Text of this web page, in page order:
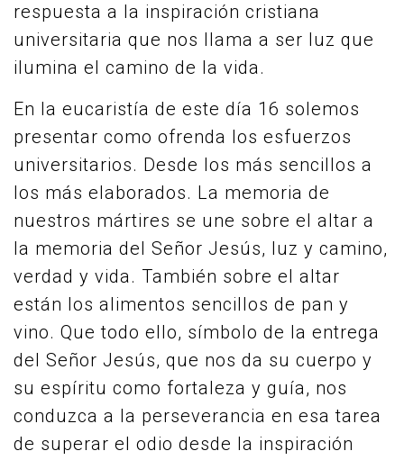
respuesta a la inspiración cristiana
universitaria que nos llama a ser luz que
ilumina el camino de la vida.
En la eucaristía de este día 16 solemos
presentar como ofrenda los esfuerzos
universitarios. Desde los más sencillos a
los más elaborados. La memoria de
nuestros mártires se une sobre el altar a
la memoria del Señor Jesús, luz y camino,
verdad y vida. También sobre el altar
están los alimentos sencillos de pan y
vino. Que todo ello, símbolo de la entrega
del Señor Jesús, que nos da su cuerpo y
su espíritu como fortaleza y guía, nos
conduzca a la perseverancia en esa tarea
de superar el odio desde la inspiración